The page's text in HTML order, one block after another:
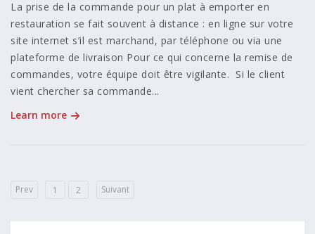
La prise de la commande pour un plat à emporter en
restauration se fait souvent à distance : en ligne sur votre
site internet s’il est marchand, par téléphone ou via une
plateforme de livraison Pour ce qui concerne la remise de
commandes, votre équipe doit être vigilante. Si le client
vient chercher sa commande...
Learn more
Prev 1 2 Suivant